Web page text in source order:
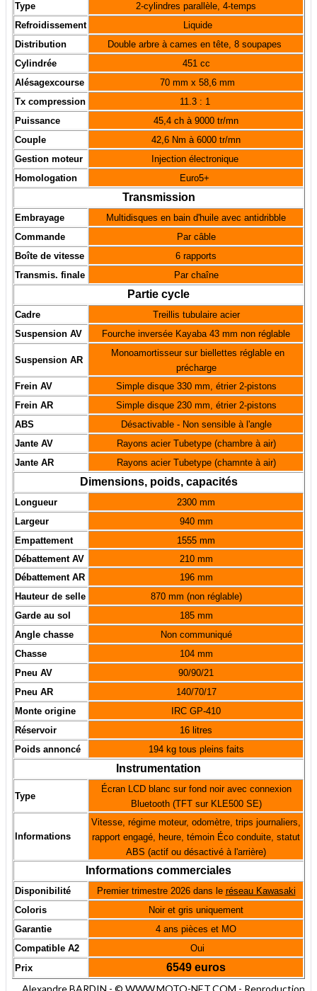
Type
2-cylindres parallèle, 4-temps
Refroidissement
Liquide
Distribution
Double arbre à cames en tête, 8 soupapes
Cylindrée
451 cc
Alésagexcourse
70 mm x 58,6 mm
Tx compression
11.3 : 1
Puissance
45,4 ch à 9000 tr/mn
Couple
42,6 Nm à 6000 tr/mn
Gestion moteur
Injection électronique
Homologation
Euro5+
Transmission
Embrayage
Multidisques en bain d'huile avec antidribble
Commande
Par câble
Boîte de vitesse
6 rapports
Transmis. finale
Par chaîne
Partie cycle
Cadre
Treillis tubulaire acier
Suspension AV
Fourche inversée Kayaba 43 mm non réglable
Suspension AR
Monoamortisseur sur biellettes réglable en
précharge
Frein AV
Simple disque 330 mm, étrier 2-pistons
Frein AR
Simple disque 230 mm, étrier 2-pistons
ABS
Désactivable - Non sensible à l'angle
Jante AV
Rayons acier Tubetype (chambre à air)
Jante AR
Rayons acier Tubetype (chamnte à air)
Dimensions, poids, capacités
Longueur
2300 mm
Largeur
940 mm
Empattement
1555 mm
Débattement AV
210 mm
Débattement AR
196 mm
Hauteur de selle
870 mm (non réglable)
Garde au sol
185 mm
Angle chasse
Non communiqué
Chasse
104 mm
Pneu AV
90/90/21
Pneu AR
140/70/17
Monte origine
IRC GP-410
Réservoir
16 litres
Poids annoncé
194 kg tous pleins faits
Instrumentation
Type
Écran LCD blanc sur fond noir avec connexion
Bluetooth (TFT sur KLE500 SE)
Informations
Vitesse, régime moteur, odomètre, trips journaliers,
rapport engagé, heure, témoin Éco conduite, statut
ABS (actif ou désactivé à l'arrière)
Informations commerciales
Disponibilité Premier trimestre 2026 dans le réseau Kawasaki
Coloris
Noir et gris uniquement
Garantie
4 ans pièces et MO
Compatible A2
Oui
Prix
6549 euros